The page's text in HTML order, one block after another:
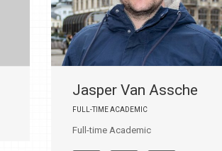
Jasper Van Assche
FULL-TIME ACADEMIC
Full-time Academic